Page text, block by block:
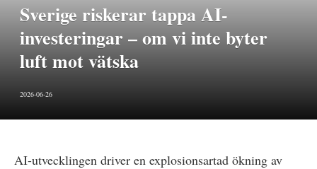
Sverige riskerar tappa AI-
investeringar – om vi inte byter
luft mot vätska
2026-06-26
AI-utvecklingen driver en explosionsartad ökning av